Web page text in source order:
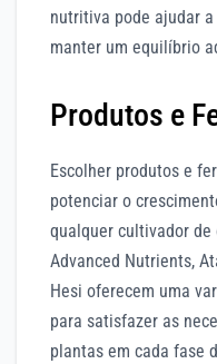
nutritiva pode ajudar
manter um equilíbrio
Produtos e
Escolher produtos e
potenciar o
qualquer cultivador de
Advanced Nutrients,
Hesi oferecem uma
para satisfazer as
plantas em cada fase